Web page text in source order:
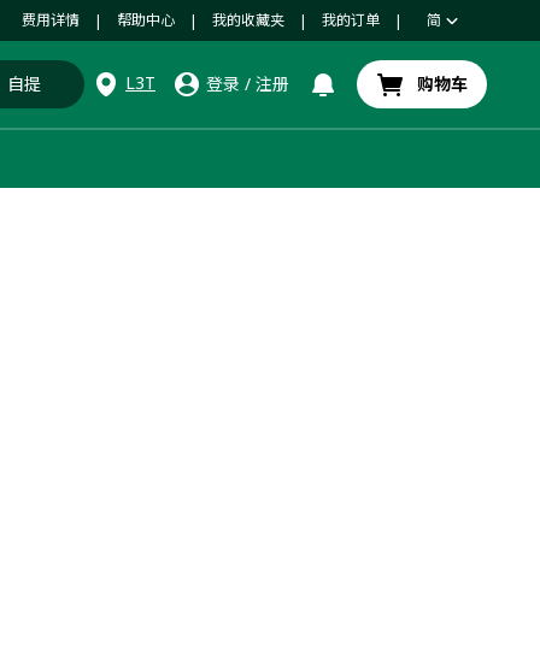
费用详情 | 帮助中心 | 我的收藏夹 | 我的订单 | 简
自提 L3T 登录 / 注册 购物车